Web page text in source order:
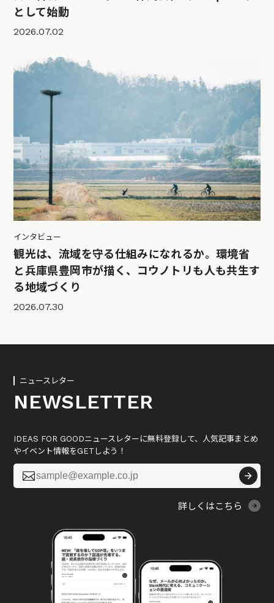
として始動
2026.07.02
インタビュー
観光は、流域を守る仕組みになれるか。環境省
と兵庫県豊岡市が描く、コウノトリも人も共生す
る地域づくり
2026.07.30
ニュースレター
NEWSLETTER
IDEAS FOR GOODニュースレターに無料登録して、人気記事まとめ
やイベント情報をGETしよう！

詳しくはこちら